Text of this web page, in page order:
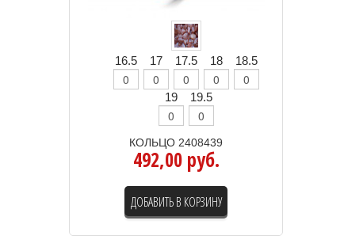
16.5 17 17.5 18 18.5
19 19.5
КОЛЬЦО 2408439
492,00 руб.
ДОБАВИТЬ В КОРЗИНУ